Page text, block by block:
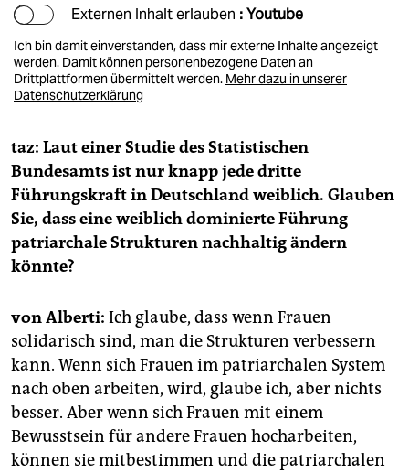
Externen Inhalt erlauben : Youtube
Ich bin damit einverstanden, dass mir externe Inhalte angezeigt
werden. Damit können personenbezogene Daten an
Drittplattformen übermittelt werden. Mehr dazu in unserer
Datenschutzerklärung
taz: Laut einer Studie des Statistischen
Bundesamts ist nur knapp jede dritte
Führungskraft in Deutschland weiblich. Glauben
Sie, dass eine weiblich dominierte Führung
patriarchale Strukturen nachhaltig ändern
könnte?
von Alberti: Ich glaube, dass wenn Frauen
solidarisch sind, man die Strukturen verbessern
kann. Wenn sich Frauen im patriarchalen System
nach oben arbeiten, wird, glaube ich, aber nichts
besser. Aber wenn sich Frauen mit einem
Bewusstsein für andere Frauen hocharbeiten,
können sie mitbestimmen und die patriarchalen